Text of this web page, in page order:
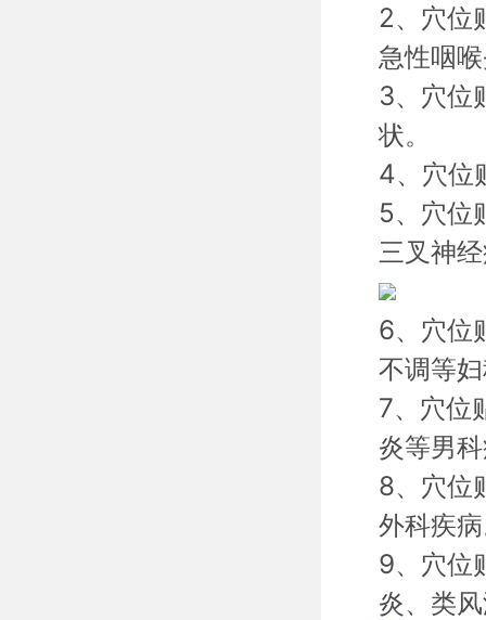
2、穴位
急性咽
3、穴位
状。
4、穴位
5、穴位
三叉神
6、穴位
不调等
7、穴位
炎等男
8、穴位
外科疾
9、穴位
炎、类